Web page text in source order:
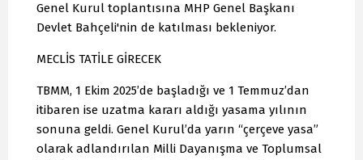
Genel Kurul toplantısına MHP Genel Başkanı
Devlet Bahçeli'nin de katılması bekleniyor.
MECLİS TATİLE GİRECEK
TBMM, 1 Ekim 2025’de başladığı ve 1 Temmuz’dan
itibaren ise uzatma kararı aldığı yasama yılının
sonuna geldi. Genel Kurul’da yarın “çerçeve yasa”
olarak adlandırılan Milli Dayanışma ve Toplumsal